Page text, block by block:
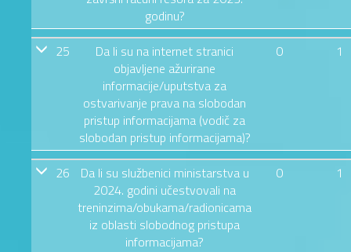
godinu?
25
Da li su na internet stranici
objavljene ažurirane
informacije/uputstva za
ostvarivanje prava na slobodan
pristup informacijama (vodič za
slobodan pristup informacijama)?
0 1
26
Da li su službenici ministarstva u
2024. godini učestvovali na
treninzima/obukama/radionicama
iz oblasti slobodnog pristupa
informacijama?
0 1